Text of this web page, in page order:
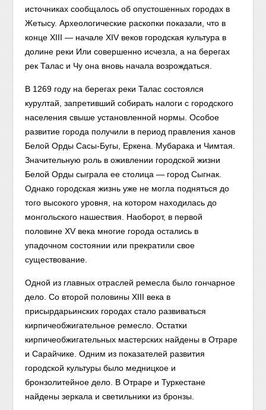
источниках сообщалось об опустошенных городах в
Жетысу. Археологические раскопки показали, что в
конце XIII — начале XIV веков городская культура в
долине реки Или совершенно исчезла, а на берегах
рек Талас и Чу она вновь начала возрождаться.
В 1269 году на берегах реки Талас состоялся
курултай, запретивший собирать налоги с городского
населения свыше установленной нормы. Особое
развитие города получили в период правления ханов
Белой Орды Сасы-Бугы, Еркена. Мубарака и Чимтая.
Значительную роль в оживлении городской жизни
Белой Орды сыграла ее столица — город Сыгнак.
Однако городская жизнь уже не могла подняться до
того высокого уровня, на котором находилась до
монгольского нашествия. Наоборот, в первой
половине XV века многие города остались в
упадочном состоянии или прекратили свое
существование.
Одной из главных отраслей ремесла было гончарное
дело. Со второй половины XIII века в
присырдарьинских городах стало развиваться
кирпичеобжигательное ремесло. Остатки
кирпичеобжигательных мастерских найдены в Отраре
и Сарайчике. Одним из показателей развития
городской культуры было медницкое и
бронзолитейное дело. В Отраре и Туркестане
найдены зеркала и светильники из бронзы.